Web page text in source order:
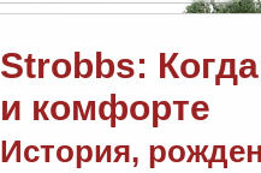
Strobbs:
и комфорте
История,